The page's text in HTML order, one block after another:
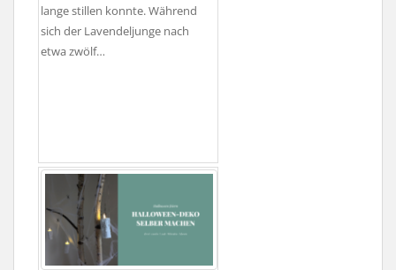
lange stillen konnte. Während
sich der Lavendeljunge nach
etwa zwölf…